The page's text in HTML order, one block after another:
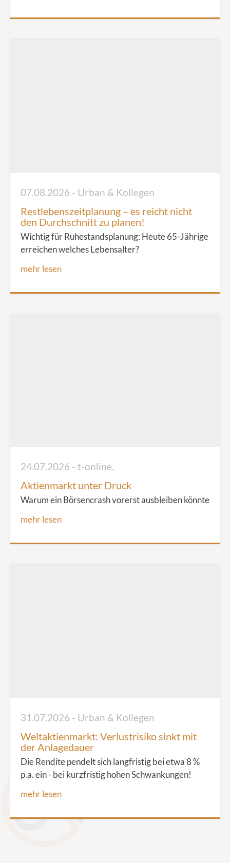
07.08.2026 - Urban & Kollegen
Restlebenszeitplanung – es reicht nicht
den Durchschnitt zu planen!
Wichtig für Ruhestandsplanung: Heute 65-Jährige
erreichen welches Lebensalter?
mehr lesen
24.07.2026 - t-online.
Aktienmarkt unter Druck
Warum ein Börsencrash vorerst ausbleiben könnte
mehr lesen
31.07.2026 - Urban & Kollegen
Weltaktienmarkt: Verlustrisiko sinkt mit
der Anlagedauer
Die Rendite pendelt sich langfristig bei etwa 8 %
p.a. ein - bei kurzfristig hohen Schwankungen!
mehr lesen